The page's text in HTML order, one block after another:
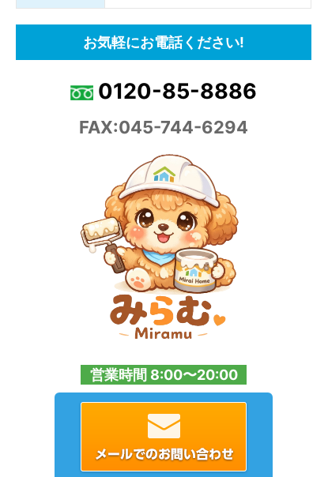
お気軽にお電話ください!
0120-85-8886
FAX:045-744-6294
営業時間 8:00〜20:00